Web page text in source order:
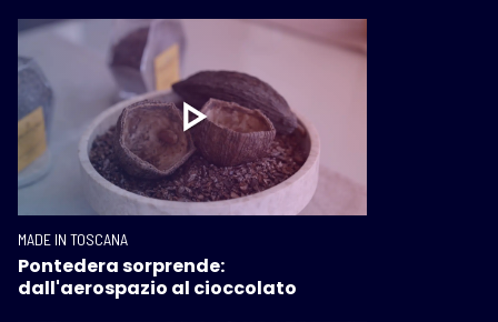
MADE IN TOSCANA
Pontedera sorprende:
dall'aerospazio al cioccolato